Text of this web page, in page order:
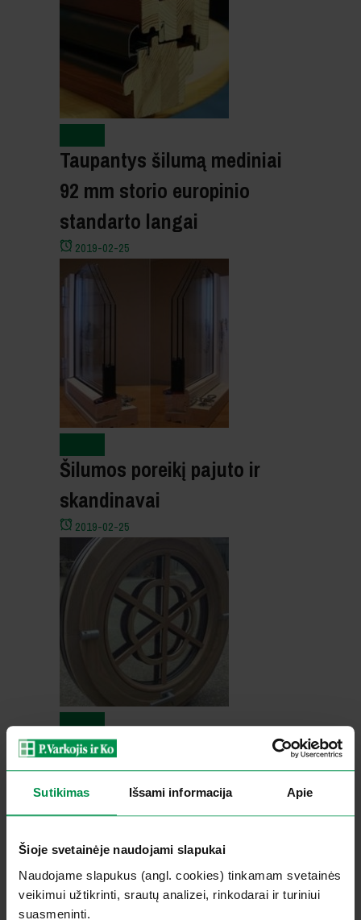
Sutikimas Išsami informacija Apie
Šioje svetainėje naudojami slapukai
Naudojame slapukus (angl. cookies) tinkamam svetainės
veikimui užtikrinti, srautų analizei, rinkodarai ir turiniui
suasmeninti.
Taupantys šilumą mediniai
92 mm storio europinio
standarto langai
2019-02-25
Šilumos poreikį pajuto ir
skandinavai
2019-02-25
Naujienos
Namų jaukumas priklauso
nuo langų